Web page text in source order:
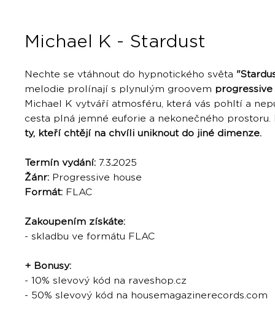
Michael K - Stardust
Nechte se vtáhnout do hypnotického světa
melodie prolínají s plynulým groovem progressive
Michael K vytváří atmosféru, která vás pohltí a
cesta plná jemné euforie a nekonečného prostoru.
ty, kteří chtějí na chvíli uniknout do jiné dimenze.
Termín vydání: 7.3.2025
Žánr: Progressive house
Formát: FLAC
Zakoupením získáte:
- skladbu ve formátu FLAC
+ Bonusy:
- 10% slevový kód na raveshop.cz
- 50% slevový kód na housemagazinerecords.com